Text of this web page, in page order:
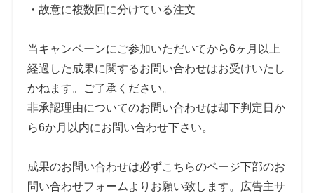
・故意に複数回に分けている注文
当キャンペーンにご参加いただいてから6ヶ月以上
経過した成果に関するお問い合わせはお受けいたし
かねます。ご了承ください。
非承認理由についてのお問い合わせは却下判定日か
ら6か月以内にお問い合わせ下さい。
成果のお問い合わせは必ずこちらのページ下部のお
問い合わせフォームよりお願い致します。広告主サ